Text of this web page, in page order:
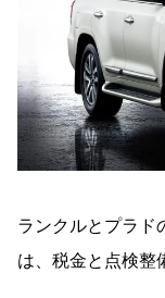
ランクルとプラド
は、税金と点検整